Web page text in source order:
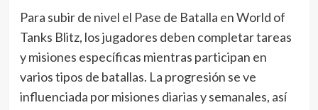
Para subir de nivel el Pase de Batalla en World of
Tanks Blitz, los jugadores deben completar tareas
y misiones específicas mientras participan en
varios tipos de batallas. La progresión se ve
influenciada por misiones diarias y semanales, así